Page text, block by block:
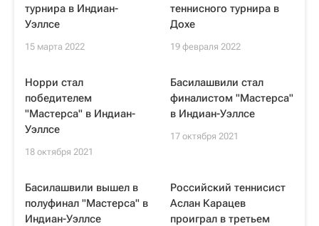
турнира в Индиан-
Уэллсе
15 марта 2022
теннисного турнира в
Дохе
19 февраля 2022
Норри стал
победителем
"Мастерса" в Индиан-
Уэллсе
18 октября 2021
Басилашвили стал
финалистом "Мастерса"
в Индиан-Уэллсе
17 октября 2021
Басилашвили вышел в
полуфинал "Мастерса" в
Индиан-Уэллсе
Российский теннисист
Аслан Карацев
проиграл в третьем